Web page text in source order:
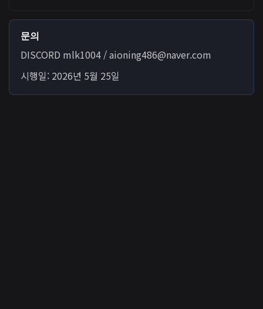
문의
DISCORD mlk1004 / aioning486@naver.com
시행일: 2026년 5월 25일